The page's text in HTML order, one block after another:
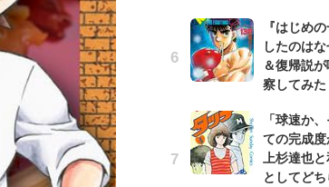
『はじめ
したのは
＆復帰説
察してみた
「球速か
ての完成
上杉達也
としてど